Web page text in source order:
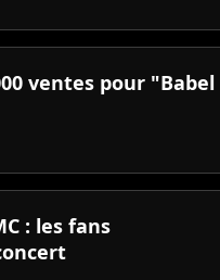
ventes pour "Babel
: les fans